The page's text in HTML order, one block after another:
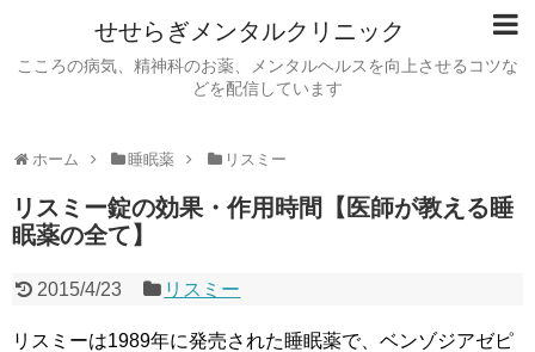
せせらぎメンタルクリニック
こころの病気、精神科のお薬、メンタルヘルスを向上させるコツな
どを配信しています
ホーム 睡眠薬 リスミー
リスミー錠の効果・作用時間【医師が教える睡
眠薬の全て】
2015/4/23 リスミー
リスミーは1989年に発売された睡眠薬で、ベンゾジアゼピ